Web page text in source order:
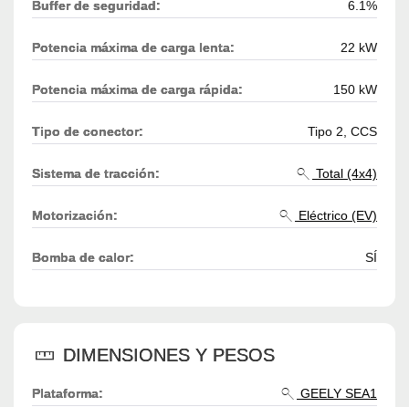
Buffer de seguridad: 6.1%
Potencia máxima de carga lenta: 22 kW
Potencia máxima de carga rápida: 150 kW
Tipo de conector: Tipo 2, CCS
Sistema de tracción: Total (4x4)
Motorización: Eléctrico (EV)
Bomba de calor: SÍ
DIMENSIONES Y PESOS
Plataforma: GEELY SEA1